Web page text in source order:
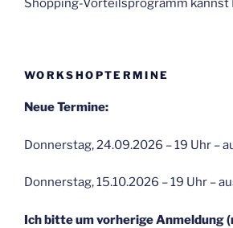
Shopping-Vorteilsprogramm kannst
WORKSHOPTERMINE
Neue Termine:
Donnerstag, 24.09.2026 – 19 Uhr –
Donnerstag, 15.10.2026 – 19 Uhr –
Ich bitte um vorherige Anmeldung